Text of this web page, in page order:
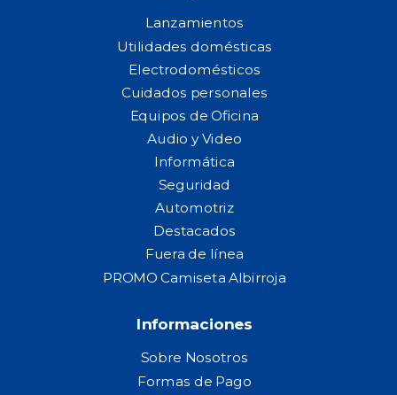
Lanzamientos
Utilidades domésticas
Electrodomésticos
Cuidados personales
Equipos de Oficina
Audio y Video
Informática
Seguridad
Automotriz
Destacados
Fuera de línea
PROMO Camiseta Albirroja
Informaciones
Sobre Nosotros
Formas de Pago